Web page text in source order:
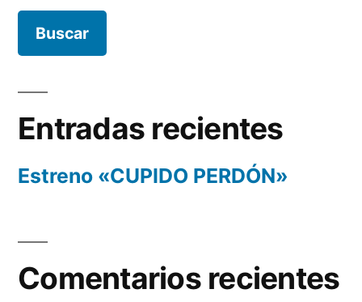
Entradas recientes
Estreno «CUPIDO PERDÓN»
Comentarios recientes